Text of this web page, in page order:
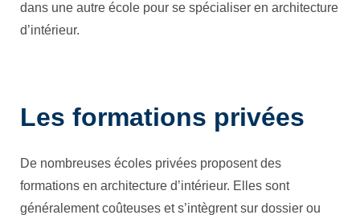
dans une autre école pour se spécialiser en architecture
d’intérieur.
Les formations privées
De nombreuses écoles privées proposent des
formations en architecture d’intérieur. Elles sont
généralement coûteuses et s’intègrent sur dossier ou